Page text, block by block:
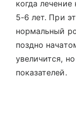
когда
5-6 лет. При
нормальный
поздно
увеличится,
показателей.